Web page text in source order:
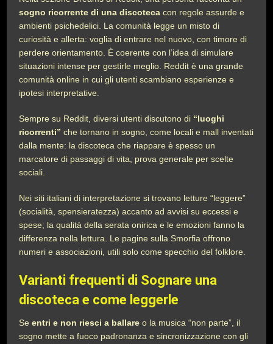
sogno ricorrente di una discoteca con regole assurde e
ambienti psichedelici. La comunità legge un misto di
curiosità e allerta: voglia di entrare nel nuovo, con timore di
perdere orientamento. È coerente con l’idea di simulare
situazioni intense per gestirle meglio. Reddit è una grande
comunità online in cui gli utenti scambiano esperienze e
ipotesi interpretative.
Sempre su Reddit, diversi utenti discutono di “luoghi
ricorrenti” che tornano in sogno, come locali e mall inventati
dalla mente: la discoteca che riappare è spesso un
marcatore di passaggi di vita, prova generale per scelte
sociali.
Nei siti italiani di interpretazione si trovano letture “leggere”
(socialità, spensieratezza) accanto ad avvisi su eccessi e
spese; la qualità della serata onirica e le emozioni fanno la
differenza nella lettura. Le pagine sulla Smorfia offrono
numeri e associazioni, utili solo come specchio del folklore.
Varianti frequenti di Sognare una
discoteca e come leggerle
Seentri e non riesci a ballare o la musica “non parte”, il
sogno mette a fuoco padronanza e sincronizzazione con gli